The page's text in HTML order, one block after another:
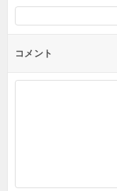
コメント